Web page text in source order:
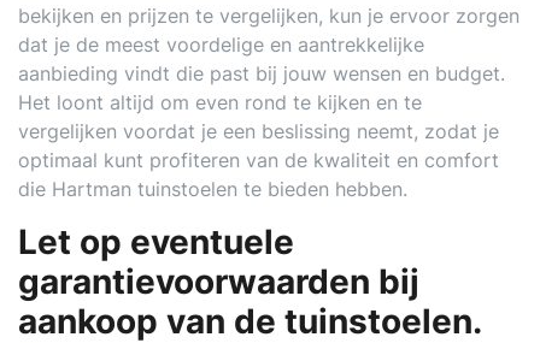
bekijken en prijzen te vergelijken, kun je ervoor zorgen
dat je de meest voordelige en aantrekkelijke
aanbieding vindt die past bij jouw wensen en budget.
Het loont altijd om even rond te kijken en te
vergelijken voordat je een beslissing neemt, zodat je
optimaal kunt profiteren van de kwaliteit en comfort
die Hartman tuinstoelen te bieden hebben.
Let op eventuele
garantievoorwaarden bij
aankoop van de tuinstoelen.